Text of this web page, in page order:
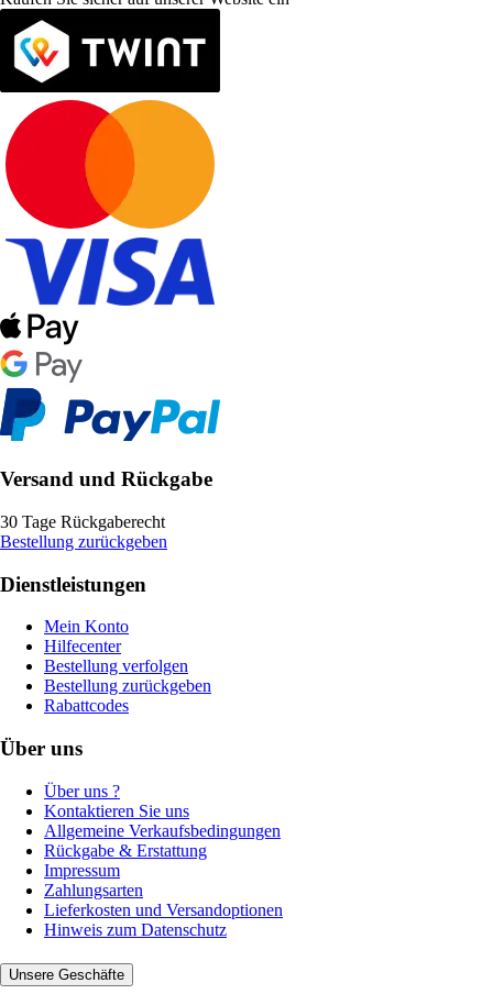
Versand und Rückgabe
30 Tage Rückgaberecht
Bestellung zurückgeben
Dienstleistungen
Mein Konto
Hilfecenter
Bestellung verfolgen
Bestellung zurückgeben
Rabattcodes
Über uns
Über uns ?
Kontaktieren Sie uns
Allgemeine Verkaufsbedingungen
Rückgabe & Erstattung
Impressum
Zahlungsarten
Lieferkosten und Versandoptionen
Hinweis zum Datenschutz
Unsere Geschäfte